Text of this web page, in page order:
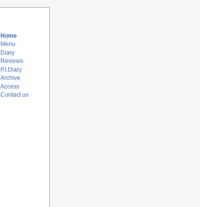
Home
Menu
Diary
Reviews
P.I.Diary
Archive
Access
Contact us